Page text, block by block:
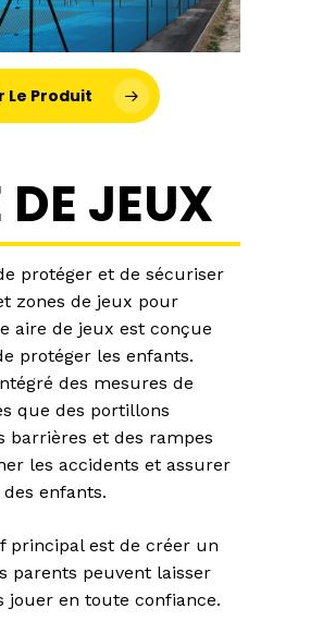
Le Produit
JEUX
protéger et de sécuriser
zones de jeux pour
aire de jeux est conçue
protéger les enfants.
des mesures de
que des portillons
barrières et des rampes
les accidents et assurer
enfants.
principal est de créer un
parents peuvent laisser
jouer en toute confiance.